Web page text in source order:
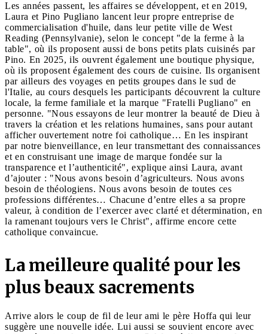
Les années passent, les affaires se développent, et en 2019,
Laura et Pino Pugliano lancent leur propre entreprise de
commercialisation d'huile, dans leur petite ville de West
Reading (Pennsylvanie), selon le concept "de la ferme à la
table", où ils proposent aussi de bons petits plats cuisinés par
Pino. En 2025, ils ouvrent également une boutique physique,
où ils proposent également des cours de cuisine. Ils organisent
par ailleurs des voyages en petits groupes dans le sud de
l'Italie, au cours desquels les participants découvrent la culture
locale, la ferme familiale et la marque "Fratelli Pugliano" en
personne. "Nous essayons de leur montrer la beauté de Dieu à
travers la création et les relations humaines, sans pour autant
afficher ouvertement notre foi catholique… En les inspirant
par notre bienveillance, en leur transmettant des connaissances
et en construisant une image de marque fondée sur la
transparence et l’authenticité", explique ainsi Laura, avant
d’ajouter : "Nous avons besoin d’agriculteurs. Nous avons
besoin de théologiens. Nous avons besoin de toutes ces
professions différentes… Chacune d’entre elles a sa propre
valeur, à condition de l’exercer avec clarté et détermination, en
la ramenant toujours vers le Christ", affirme encore cette
catholique convaincue.
La meilleure qualité pour les
plus beaux sacrements
Arrive alors le coup de fil de leur ami le père Hoffa qui leur
suggère une nouvelle idée. Lui aussi se souvient encore avec